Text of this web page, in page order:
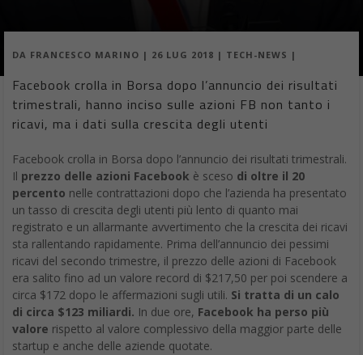
DA FRANCESCO MARINO | 26 LUG 2018 | TECH-NEWS |
Facebook crolla in Borsa dopo l’annuncio dei risultati
trimestrali, hanno inciso sulle azioni FB non tanto i
ricavi, ma i dati sulla crescita degli utenti
Facebook crolla in Borsa dopo l’annuncio dei risultati trimestrali.
Il prezzo delle azioni Facebook è sceso di oltre il 20
percento nelle contrattazioni dopo che l’azienda ha presentato
un tasso di crescita degli utenti più lento di quanto mai
registrato e un allarmante avvertimento che la crescita dei ricavi
sta rallentando rapidamente. Prima dell’annuncio dei pessimi
ricavi del secondo trimestre, il prezzo delle azioni di Facebook
era salito fino ad un valore record di $217,50 per poi scendere a
circa $172 dopo le affermazioni sugli utili. Si tratta di un calo
di circa $123 miliardi. In due ore, Facebook ha perso più
valore rispetto al valore complessivo della maggior parte delle
startup e anche delle aziende quotate.